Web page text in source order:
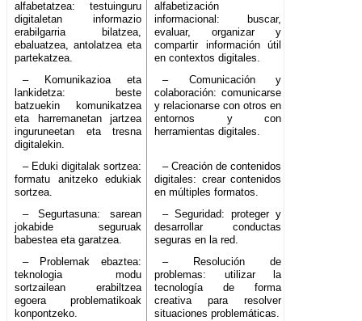
alfabetatzea: testuinguru
digitaletan informazio
erabilgarria bilatzea,
ebaluatzea, antolatzea eta
partekatzea.
alfabetización
informacional: buscar,
evaluar, organizar y
compartir información útil
en contextos digitales.
– Komunikazioa eta
lankidetza: beste
batzuekin komunikatzea
eta harremanetan jartzea
inguruneetan eta tresna
digitalekin.
– Comunicación y
colaboración: comunicarse
y relacionarse con otros en
entornos y con
herramientas digitales.
– Eduki digitalak sortzea:
formatu anitzeko edukiak
sortzea.
– Creación de contenidos
digitales: crear contenidos
en múltiples formatos.
– Segurtasuna: sarean
jokabide seguruak
babestea eta garatzea.
– Seguridad: proteger y
desarrollar conductas
seguras en la red.
– Problemak ebaztea:
teknologia modu
sortzailean erabiltzea
egoera problematikoak
konpontzeko.
– Resolución de
problemas: utilizar la
tecnología de forma
creativa para resolver
situaciones problemáticas.